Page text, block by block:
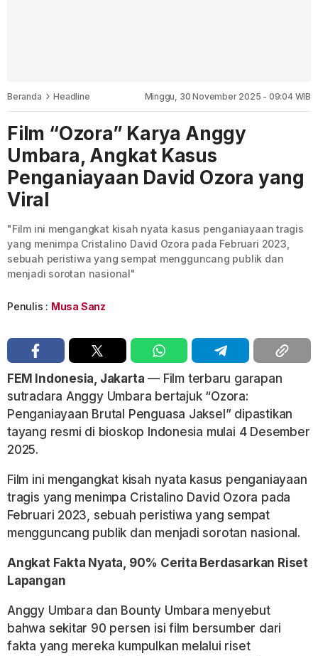
Beranda Headline Minggu, 30 November 2025 - 09:04 WIB
Film “Ozora” Karya Anggy
Umbara, Angkat Kasus
Penganiayaan David Ozora yang
Viral
"Film ini mengangkat kisah nyata kasus penganiayaan tragis
yang menimpa Cristalino David Ozora pada Februari 2023,
sebuah peristiwa yang sempat mengguncang publik dan
menjadi sorotan nasional"
Penulis : Musa Sanz
FEM Indonesia, Jakarta — Film terbaru garapan
sutradara Anggy Umbara bertajuk “Ozora:
Penganiayaan Brutal Penguasa Jaksel” dipastikan
tayang resmi di bioskop Indonesia mulai 4 Desember
2025.
Film ini mengangkat kisah nyata kasus penganiayaan
tragis yang menimpa Cristalino David Ozora pada
Februari 2023, sebuah peristiwa yang sempat
mengguncang publik dan menjadi sorotan nasional.
Angkat Fakta Nyata, 90% Cerita Berdasarkan Riset
Lapangan
Anggy Umbara dan Bounty Umbara menyebut
bahwa sekitar 90 persen isi film bersumber dari
fakta yang mereka kumpulkan melalui riset